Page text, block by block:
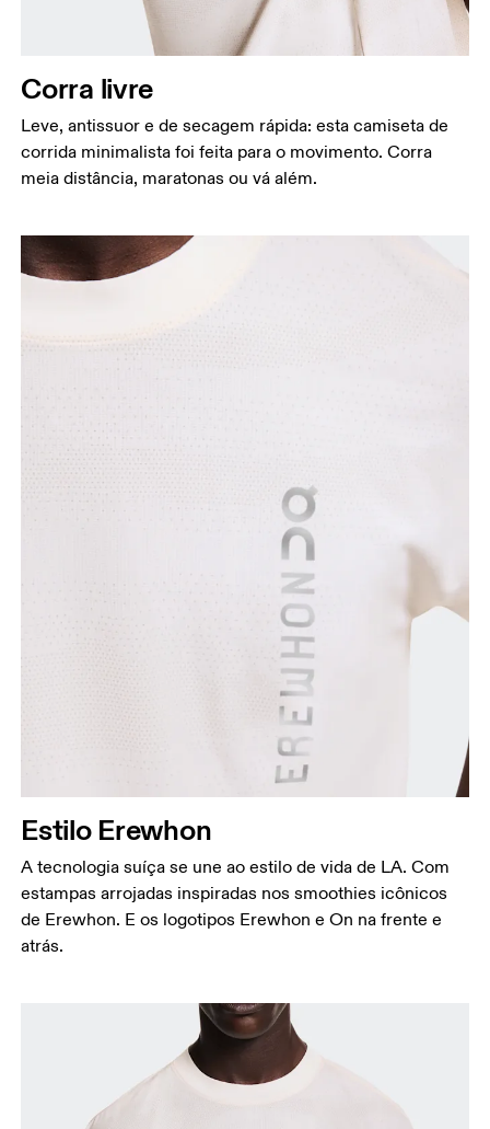
Meça ao redor da parte mais estreita da cintura.
Quadril
Meça ao redor da parte mais larga do quadril.
Corra livre
Leve, antissuor e de secagem rápida: esta camiseta de
corrida minimalista foi feita para o movimento. Corra
meia distância, maratonas ou vá além.
Estilo Erewhon
A tecnologia suíça se une ao estilo de vida de LA. Com
estampas arrojadas inspiradas nos smoothies icônicos
de Erewhon. E os logotipos Erewhon e On na frente e
atrás.